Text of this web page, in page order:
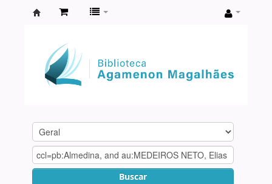
Agamenon
Magalhães
Buscar